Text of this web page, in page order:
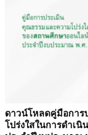
ดาวน์โหลดคู่มือกา
โปร่งใสในการดำเ